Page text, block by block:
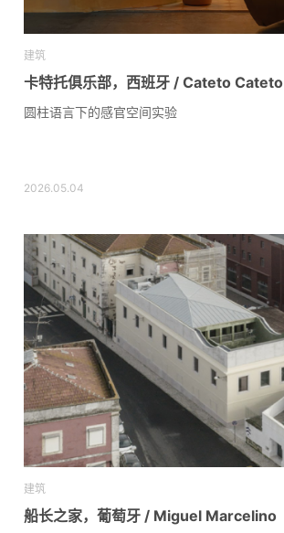
建筑
卡特托俱乐部，西班牙 / Cateto Cateto
圆柱语言下的感官空间实验
2026.05.04
建筑
船长之家，葡萄牙 / Miguel Marcelino